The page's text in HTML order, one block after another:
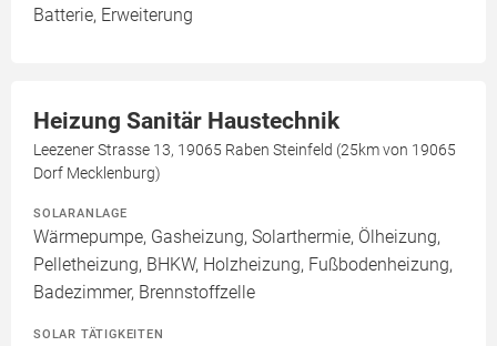
Batterie, Erweiterung
Heizung Sanitär Haustechnik
Leezener Strasse 13, 19065 Raben Steinfeld (25km von 19065
Dorf Mecklenburg)
SOLARANLAGE
Wärmepumpe, Gasheizung, Solarthermie, Ölheizung,
Pelletheizung, BHKW, Holzheizung, Fußbodenheizung,
Badezimmer, Brennstoffzelle
SOLAR TÄTIGKEITEN